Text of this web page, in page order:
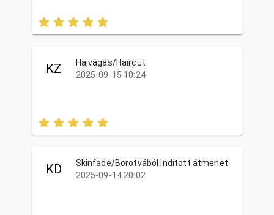
KZ
Hajvágás/Haircut
2025-09-15 10:24
KD
Skinfade/Borotvából indított átmenet
2025-09-14 20:02